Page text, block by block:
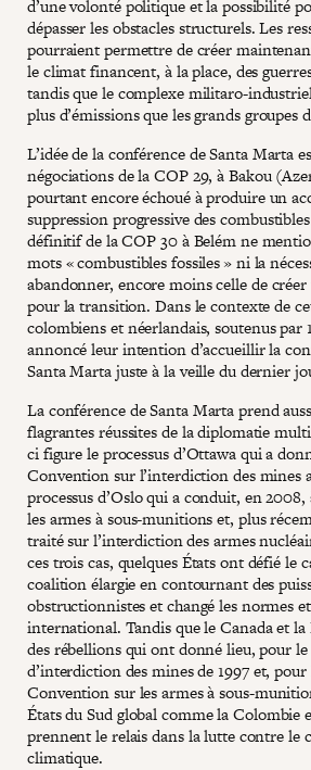
d’une volonté politique et la possibilité
dépasser les obstacles structurels. Les
pourraient permettre de créer
le climat financent, à la place, des
tandis que le complexe militaro-
plus d’émissions que les grands groupes
L’idée de la conférence de Santa Marta
négociations de la COP 29, à Bakou
pourtant encore échoué à produire un
suppression progressive des
définitif de la COP 30 à Belém ne
mots « combustibles fossiles » ni la
abandonner, encore moins celle de
pour la transition. Dans le contexte de
colombiens et néerlandais, soutenus par
annoncé leur intention d’accueillir la
Santa Marta juste à la veille du dernier
La conférence de Santa Marta prend
flagrantes réussites de la diplomatie
ci figure le processus d’Ottawa qui a
Convention sur l’interdiction des mines
processus d’Oslo qui a conduit, en
les armes à sous-munitions et, plus
traité sur l’interdiction des armes
ces trois cas, quelques États ont défié le
coalition élargie en contournant des
obstructionnistes et changé les normes
international. Tandis que le Canada et
des rébellions qui ont donné lieu, pour
d’interdiction des mines de 1997 et, pour
Convention sur les armes à sous-
États du Sud global comme la Colombie
prennent le relais dans la lutte contre le
climatique.